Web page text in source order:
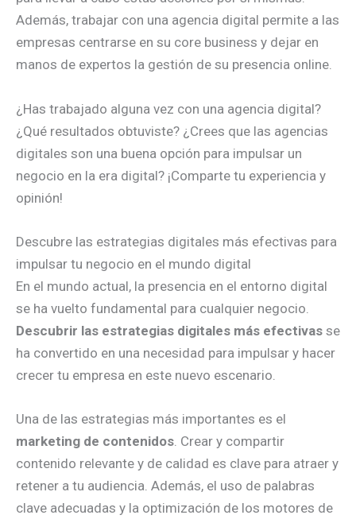
Además, trabajar con una agencia digital permite a las
empresas centrarse en su core business y dejar en
manos de expertos la gestión de su presencia online.
¿Has trabajado alguna vez con una agencia digital?
¿Qué resultados obtuviste? ¿Crees que las agencias
digitales son una buena opción para impulsar un
negocio en la era digital? ¡Comparte tu experiencia y
opinión!
Descubre las estrategias digitales más efectivas para
impulsar tu negocio en el mundo digital
En el mundo actual, la presencia en el entorno digital
se ha vuelto fundamental para cualquier negocio.
Descubrir las estrategias digitales más efectivas se
ha convertido en una necesidad para impulsar y hacer
crecer tu empresa en este nuevo escenario.
Una de las estrategias más importantes es el
marketing de contenidos. Crear y compartir
contenido relevante y de calidad es clave para atraer y
retener a tu audiencia. Además, el uso de palabras
clave adecuadas y la optimización de los motores de